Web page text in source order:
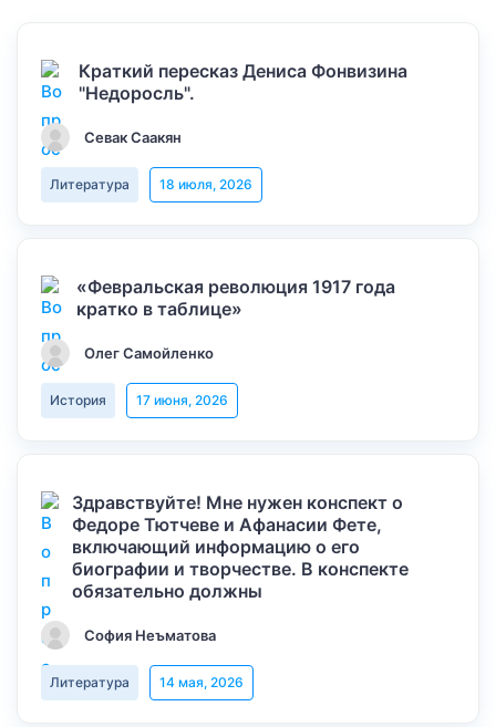
Краткий пересказ Дениса Фонвизина
"Недоросль".
Севак Саакян
Литература 18 июля, 2026
«Февральская революция 1917 года
кратко в таблице»
Олег Самойленко
История 17 июня, 2026
Здравствуйте! Мне нужен конспект о
Федоре Тютчеве и Афанасии Фете,
включающий информацию о его
биографии и творчестве. В конспекте
обязательно должны
София Неъматова
Литература 14 мая, 2026